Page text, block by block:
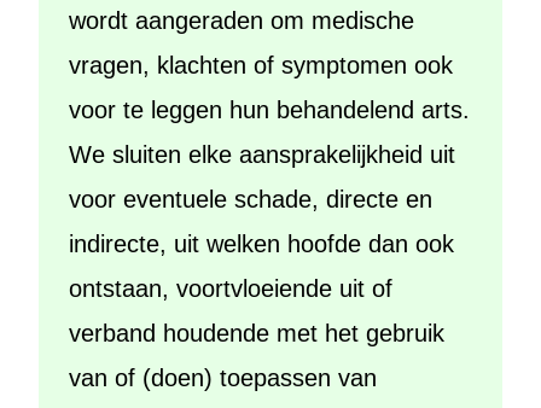
wordt aangeraden om medische
vragen, klachten of symptomen ook
voor te leggen hun behandelend arts.
We sluiten elke aansprakelijkheid uit
voor eventuele schade, directe en
indirecte, uit welken hoofde dan ook
ontstaan, voortvloeiende uit of
verband houdende met het gebruik
van of (doen) toepassen van